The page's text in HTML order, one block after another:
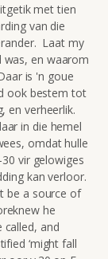
met tien
van die
Laat my
en waarom
is 'n goue
ook bestem tot
en verheerlik.
in die hemel
omdat hulle
vir gelowiges
kan verloor.
be a source of
he
and
‘might fall